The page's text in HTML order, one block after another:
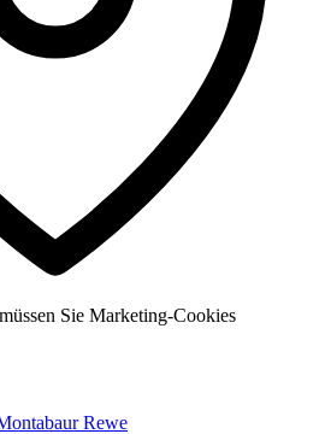
Sie Marketing-Cookies
Rewe